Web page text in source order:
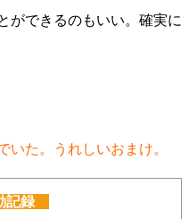
ができるのもいい。確実に
いた。うれしいおまけ。
記録